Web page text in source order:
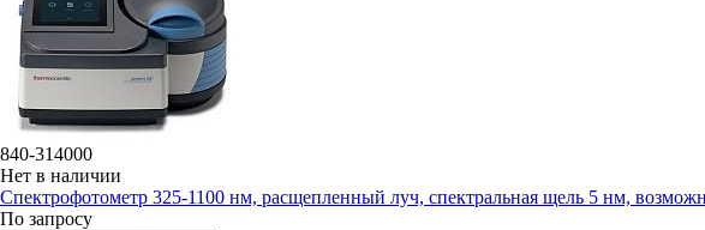
840-314000
Нет в наличии
Спектрофотометр 325-1100 нм, расщепленный луч, спектральная щель 5 нм,
По запросу